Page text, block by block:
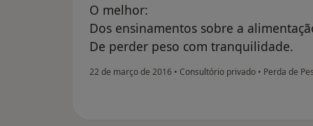
O melhor:
Dos ensinamentos sobre a
De perder peso com tranquilidade.
22 de março de 2016 • Consultório privado • Perda de